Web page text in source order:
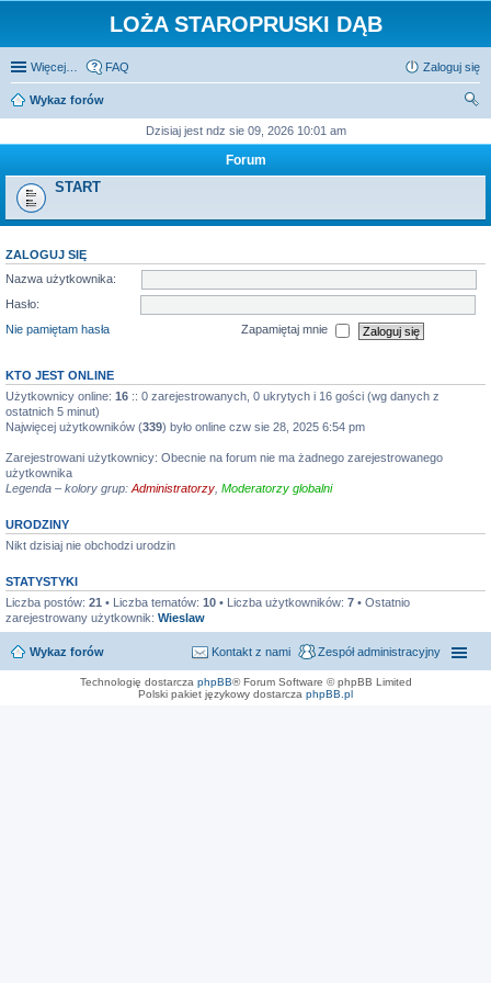
LOŻA STAROPRUSKI DĄB
Więcej… FAQ Zaloguj się
Wykaz forów
Dzisiaj jest ndz sie 09, 2026 10:01 am
Forum
START
ZALOGUJ SIĘ
Nazwa użytkownika:
Hasło:
Nie pamiętam hasła
Zapamiętaj mnie
KTO JEST ONLINE
Użytkownicy online: 16 :: 0 zarejestrowanych, 0 ukrytych i 16 gości (wg danych z
ostatnich 5 minut)
Najwięcej użytkowników (339) było online czw sie 28, 2025 6:54 pm
Zarejestrowani użytkownicy: Obecnie na forum nie ma żadnego zarejestrowanego
użytkownika
Legenda – kolory grup: Administratorzy Moderatorzy globalni
URODZINY
Nikt dzisiaj nie obchodzi urodzin
STATYSTYKI
Liczba postów: 21 • Liczba tematów: 10 • Liczba użytkowników: 7 • Ostatnio
zarejestrowany użytkownik: Wieslaw
Wykaz forów Zespół administracyjny
Kontakt z nami
Technologię dostarcza phpBB® Forum Software © phpBB Limited
Polski pakiet językowy dostarcza phpBB.pl